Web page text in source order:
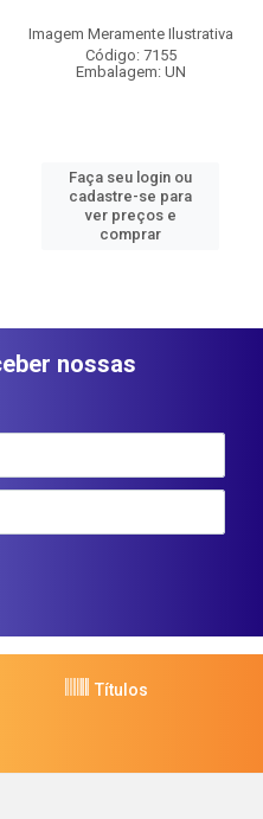
Imagem Meramente Ilustrativa
Código: 7155
Embalagem: UN
Faça seu login ou
cadastre-se para
ver preços e
comprar
nossas
Títulos